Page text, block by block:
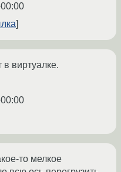
в виртуалке.
то мелкое